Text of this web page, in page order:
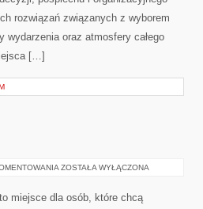
rozwiązań związanych z wyborem
oraz atmosfery całego
[…]
PRZEWODNIK
ZOSTAŁA WYŁĄCZONA
miejsce dla osób, które chcą